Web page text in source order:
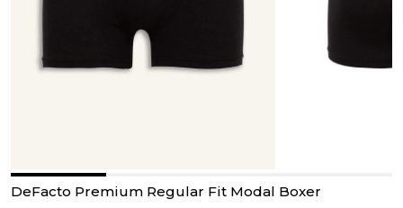
DeFacto Premium Regular Fit Modal Boxer